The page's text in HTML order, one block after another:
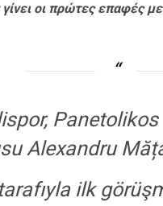
οι πρώτες επαφές
Alexandru
ilk